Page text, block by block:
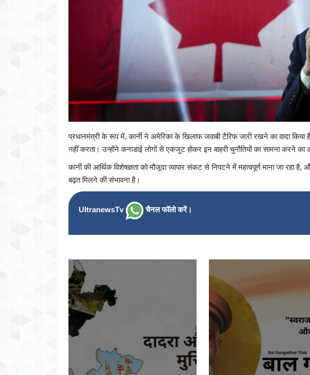
प्रधानमंत्री के रूप में, कार्नी ने अमेरिका के खिलाफ जवाबी टैरिफ जारी रखने का वादा
नहीं करता। उन्होंने कनाडाई लोगों से एकजुट होकर इन बाहरी चुनौतियों का सामना करने का
कार्नी की आर्थिक विशेषज्ञता को मौजूदा व्यापार संकट से निपटने में महत्वपूर्ण माना जा रहा
बढ़त मिलने की संभावना है।
UltranewsTv चैनल फॉलो करें।